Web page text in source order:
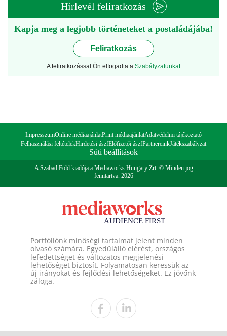
Hírlevél feliratkozás
Kapja meg a legjobb történeteket a postaládájába!
Feliratkozás
A feliratkozással Ön elfogadta a Szabályzatunkat
ImpresszumOnline médiaajánlatPrint médiaajánlatAdatvédelmi tájékoztató
Felhasználási feltételekHirdetési ászfElőfizetői ászfPartnereinkJátékszabályzat
Süti beállítások
A Szabad Föld kiadója a Mediaworks Hungary Zrt. © Minden jog
fenntartva. 2026
Portfóliónk minőségi tartalmat jelent minden
olvasó számára. Egyedülálló elérést, országos
lefedettséget és változatos megjelenési
lehetőséget biztosít. Folyamatosan keressük az
új irányokat és fejlődési lehetőségeket. Ez jövőnk
záloga.